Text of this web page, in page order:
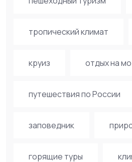
тропический климат
круиз отдых на
путешествия по России
заповедник
горящие туры